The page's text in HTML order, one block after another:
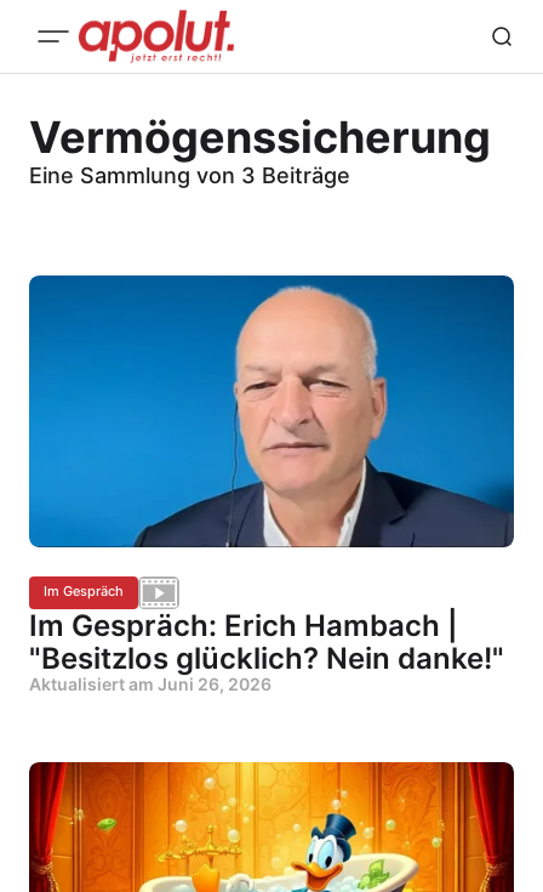
Vermögenssicherung
Eine Sammlung von 3 Beiträge
Im Gespräch
Im Gespräch: Erich Hambach |
"Besitzlos glücklich? Nein danke!"
Aktualisiert am Juni 26, 2026